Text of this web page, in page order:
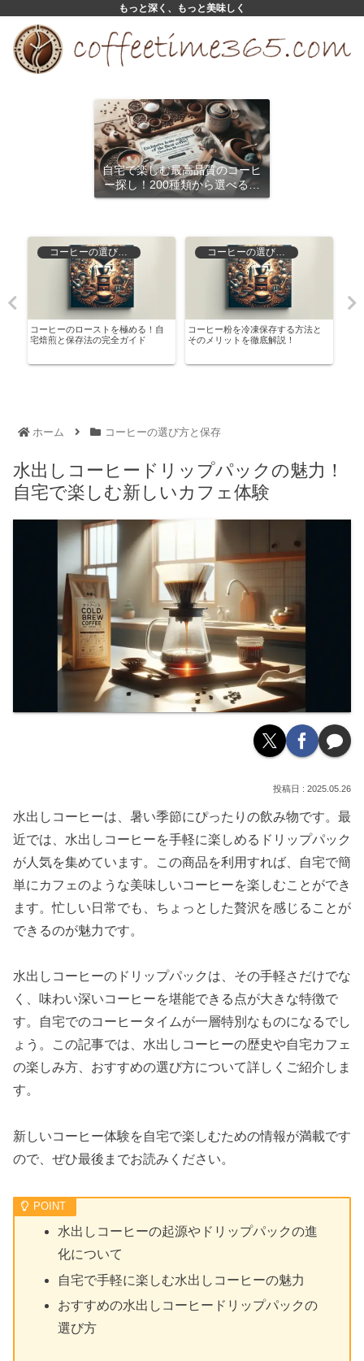
もっと深く、もっと美味しく
自宅で楽しむ最高品質のコーヒ
ー探し！200種類から選べるサ
ブスクリプション
コーヒーのローストを極める！自
宅焙煎と保存法の完全ガイド
コーヒー粉を冷凍保存する方法と
そのメリットを徹底解説！
ホーム コーヒーの選び方と保存
水出しコーヒードリップパックの魅力！
自宅で楽しむ新しいカフェ体験
2025.05.26
水出しコーヒーは、暑い季節にぴったりの飲み物です。最
近では、水出しコーヒーを手軽に楽しめるドリップパック
が人気を集めています。この商品を利用すれば、自宅で簡
単にカフェのような美味しいコーヒーを楽しむことができ
ます。忙しい日常でも、ちょっとした贅沢を感じることが
できるのが魅力です。
水出しコーヒーのドリップパックは、その手軽さだけでな
く、味わい深いコーヒーを堪能できる点が大きな特徴で
す。自宅でのコーヒータイムが一層特別なものになるでし
ょう。この記事では、水出しコーヒーの歴史や自宅カフェ
の楽しみ方、おすすめの選び方について詳しくご紹介しま
す。
新しいコーヒー体験を自宅で楽しむための情報が満載です
ので、ぜひ最後までお読みください。
水出しコーヒーの起源やドリップパックの進
化について
自宅で手軽に楽しむ水出しコーヒーの魅力
おすすめの水出しコーヒードリップパックの
選び方